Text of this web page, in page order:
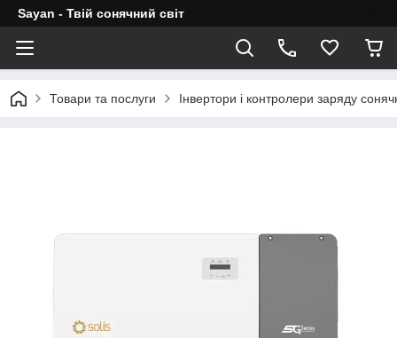
Sayan - Твій сонячний світ
Товари та послуги Інвертори і контролери заряду